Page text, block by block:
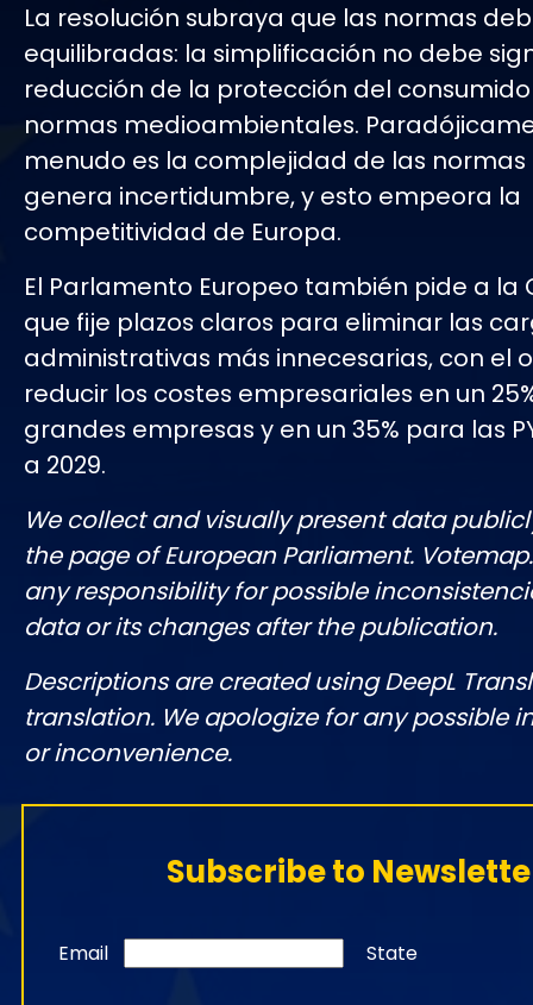
La resolución subraya que las normas
equilibradas: la simplificación no debe
reducción de la protección del
normas medioambientales.
menudo es la complejidad de las normas
genera incertidumbre, y esto empeora la
competitividad de Europa.
El Parlamento Europeo también pide a la
que fije plazos claros para eliminar las
administrativas más innecesarias, con el
reducir los costes empresariales en un
grandes empresas y en un 35% para las
a 2029.
We collect and visually present data
the page of European Parliament.
any responsibility for possible
data or its changes after the publication.
Descriptions are created using DeepL
translation. We apologize for any possible
or inconvenience.
Subscribe to
Email State